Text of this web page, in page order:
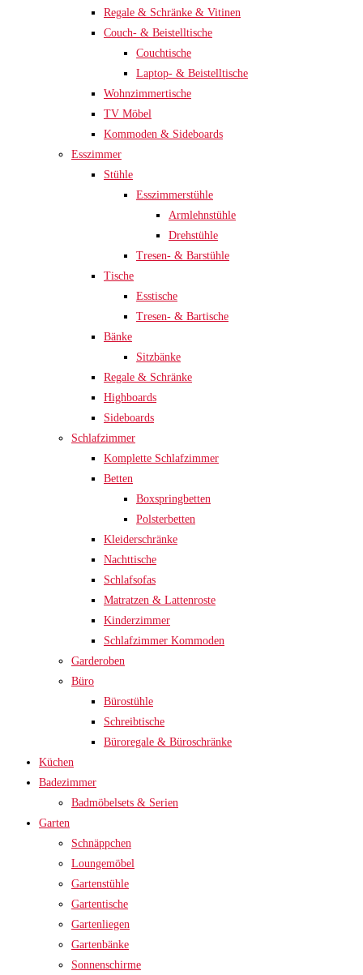
Regale & Schränke & Vitinen
Couch- & Beistelltische
Couchtische
Laptop- & Beistelltische
Wohnzimmertische
TV Möbel
Kommoden & Sideboards
Esszimmer
Stühle
Esszimmerstühle
Armlehnstühle
Drehstühle
Tresen- & Barstühle
Tische
Esstische
Tresen- & Bartische
Bänke
Sitzbänke
Regale & Schränke
Highboards
Sideboards
Schlafzimmer
Komplette Schlafzimmer
Betten
Boxspringbetten
Polsterbetten
Kleiderschränke
Nachttische
Schlafsofas
Matratzen & Lattenroste
Kinderzimmer
Schlafzimmer Kommoden
Garderoben
Büro
Bürostühle
Schreibtische
Büroregale & Büroschränke
Küchen
Badezimmer
Badmöbelsets & Serien
Garten
Schnäppchen
Loungemöbel
Gartenstühle
Gartentische
Gartenliegen
Gartenbänke
Sonnenschirme